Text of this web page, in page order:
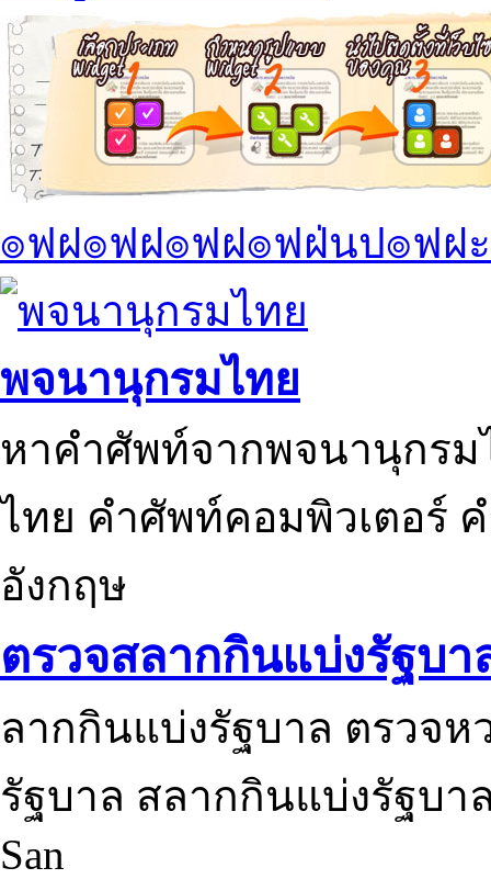
๏ฟฝ๏ฟฝ๏ฟฝ๏ฟฝ่นป๏ฟฝ
พจนานุกรมไทย
หาคำศัพท์จากพจนานุกรม
ไทย คำศัพท์คอมพิวเตอร์
อังกฤษ
ตรวจสลากกินแบ่งรัฐบา
ลากกินแบ่งรัฐบาล ตรวจ
รัฐบาล สลากกินแบ่งรัฐบา
San